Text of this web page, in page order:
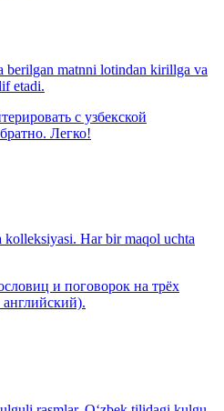
matnni lotindan kirillga va
etadi.
с узбекской
Легко!
Har bir maqol uchta
и поговорок на трёх
английский).